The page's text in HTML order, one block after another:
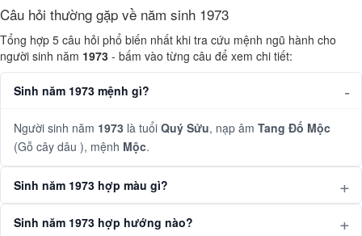
Câu hỏi thường gặp về năm sinh 1973
Tổng hợp 5 câu hỏi phổ biến nhất khi tra cứu mệnh ngũ hành cho
người sinh năm 1973 - bấm vào từng câu để xem chi tiết:
Sinh năm 1973 mệnh gì?
Người sinh năm 1973 là tuổi Quý Sửu, nạp âm Tang Đố Mộc
(Gỗ cây dâu ), mệnh Mộc.
Sinh năm 1973 hợp màu gì?
Sinh năm 1973 hợp hướng nào?